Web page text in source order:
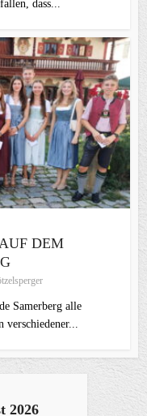
dass...
DEM
Samerberg alle
verschiedener...
2026